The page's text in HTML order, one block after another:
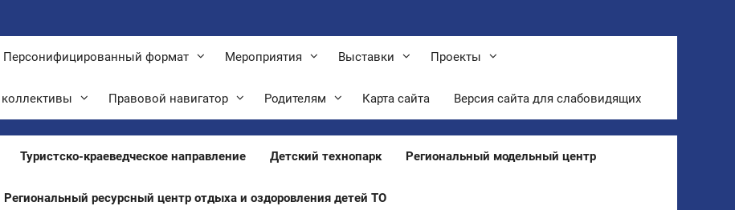
Персонифицированный формат Мероприятия Выставки Проекты
Правовой навигатор Родителям Карта сайта Версия сайта для слабовидящих
Туристско-краеведческое направление Детский технопарк Региональный модельный центр
Региональный ресурсный центр отдыха и оздоровления детей ТО